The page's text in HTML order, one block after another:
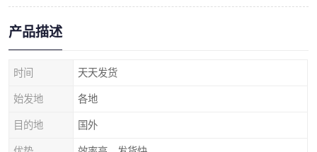
产品描述
时间 天天发货
始发地 各地
目的地 国外